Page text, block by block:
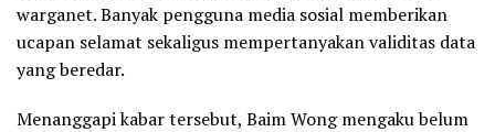
warganet. Banyak pengguna media sosial memberikan
ucapan selamat sekaligus mempertanyakan validitas data
yang beredar.
Menanggapi kabar tersebut, Baim Wong mengaku belum